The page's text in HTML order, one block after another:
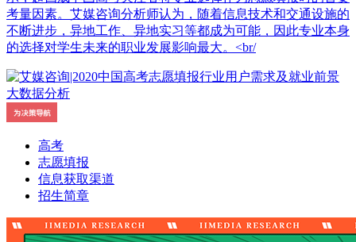
考量因素。艾媒咨询分析师认为，随着信息技术和交通设施的
不断进步，异地工作、异地实习等都成为可能，因此专业本身
的选择对学生未来的职业发展影响最大。<br/
高考
志愿填报
信息获取渠道
招生简章